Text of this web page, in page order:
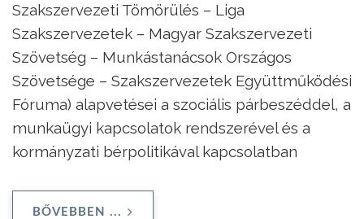
Szakszervezeti Tömörülés – Liga
Szakszervezetek – Magyar Szakszervezeti
Szövetség – Munkástanácsok Országos
Szövetsége – Szakszervezetek Együttműködési
Fóruma) alapvetései a szociális párbeszéddel, a
munkaügyi kapcsolatok rendszerével és a
kormányzati bérpolitikával kapcsolatban
BŐVEBBEN ...